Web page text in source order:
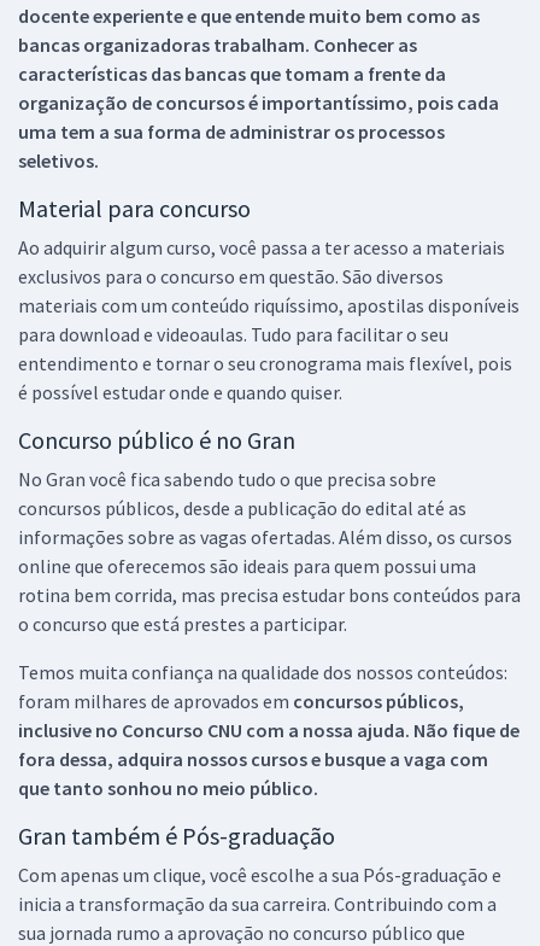
docente experiente e que entende muito bem como as
bancas organizadoras trabalham. Conhecer as
características das bancas que tomam a frente da
organização de concursos é importantíssimo, pois cada
uma tem a sua forma de administrar os processos
seletivos.
Material para concurso
Ao adquirir algum curso, você passa a ter acesso a materiais
exclusivos para o concurso em questão. São diversos
materiais com um conteúdo riquíssimo, apostilas disponíveis
para download e videoaulas. Tudo para facilitar o seu
entendimento e tornar o seu cronograma mais flexível, pois
é possível estudar onde e quando quiser.
Concurso público é no Gran
No Gran você fica sabendo tudo o que precisa sobre
concursos públicos, desde a publicação do edital até as
informações sobre as vagas ofertadas. Além disso, os cursos
online que oferecemos são ideais para quem possui uma
rotina bem corrida, mas precisa estudar bons conteúdos para
o concurso que está prestes a participar.
Temos muita confiança na qualidade dos nossos conteúdos:
foram milhares de aprovados em concursos públicos,
inclusive no Concurso CNU com a nossa ajuda. Não fique de
fora dessa, adquira nossos cursos e busque a vaga com
que tanto sonhou no meio público.
Gran também é Pós-graduação
Com apenas um clique, você escolhe a sua Pós-graduação e
inicia a transformação da sua carreira. Contribuindo com a
sua jornada rumo a aprovação no concurso público que